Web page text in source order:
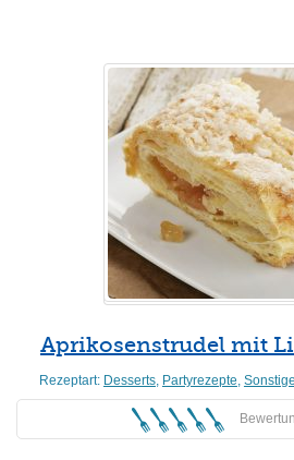
Aprikosenstrudel mit
Rezeptart: Desserts, Partyrezepte, Sonstige